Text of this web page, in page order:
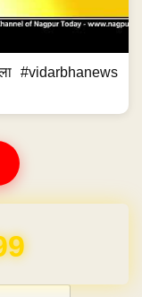
#vidarbhanews
1 Year